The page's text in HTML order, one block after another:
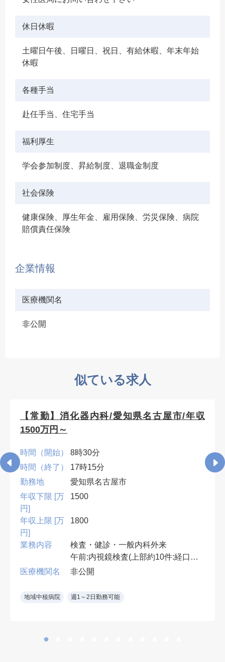
休日休暇
土曜日午後、日曜日、祝日、有給休暇、年末年始
休暇
各種手当
赴任手当、住宅手当
福利厚生
学会参加制度、昇給制度、退職金制度
社会保険
健康保険、厚生年金、雇用保険、労災保険、病院
賠償責任保険
企業情報
医療機関名
非公開
似ている求人
【常勤】消化器内科/愛知県名古屋市/年収
1500万円～
時間（開始）
8時30分
時間（終了）
17時15分
勤務地
愛知県名古屋市
年収下限 [万
円]
1500
年収上限 [万
円]
1800
業務内容
検査・健診・一般内科外来
午前:内視鏡検査(上部約10件:経口・
経鼻)
透視読影,一般内科外来(1コマ),ワク
医療機関名 非公開
地域中核病院 週1～2日勤務可能